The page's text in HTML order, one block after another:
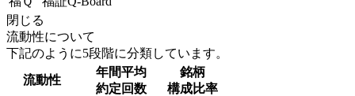
閉じる
流動性について
下記のように5段階に分類しています。
流動性
年間平均
約定回数
銘柄
構成比率